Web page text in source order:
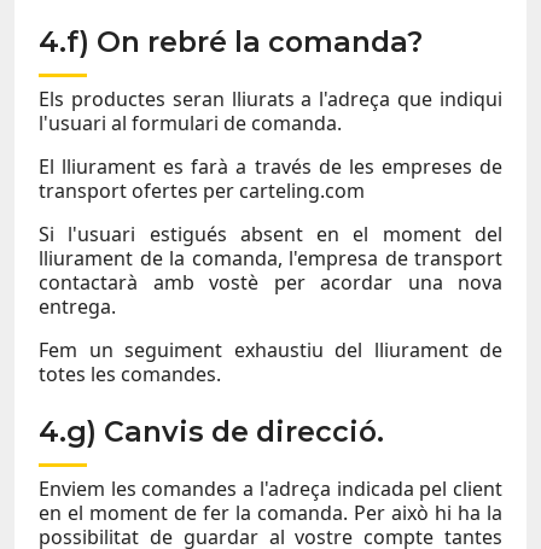
4.f) On rebré la comanda?
Els productes seran lliurats a l'adreça que indiqui
l'usuari al formulari de comanda.
El lliurament es farà a través de les empreses de
transport ofertes per carteling.com
Si l'usuari estigués absent en el moment del
lliurament de la comanda, l'empresa de transport
contactarà amb vostè per acordar una nova
entrega.
Fem un seguiment exhaustiu del lliurament de
totes les comandes.
4.g) Canvis de direcció.
Enviem les comandes a l'adreça indicada pel client
en el moment de fer la comanda. Per això hi ha la
possibilitat de guardar al vostre compte tantes